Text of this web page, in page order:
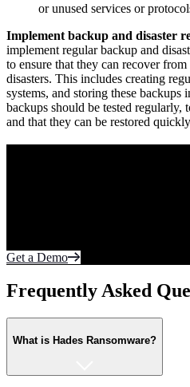
or unused services or
Implement backup and disaster
implement regular backup and
to ensure that they can recover
disasters. This includes creating
systems, and storing these backups
backups should be tested regularly,
and that they can be restored
Get a Demo
Frequently Asked
What is Hades Ransomware?